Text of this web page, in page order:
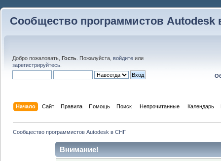
Сообщество программистов Autodesk
Добро пожаловать, Гость . Пожалуйста, войдите или
зарегистрируйтесь
Начало Сайт Правила Помощь Поиск Непрочитанные Календарь
Сообщество программистов Autodesk в СНГ
Внимание!